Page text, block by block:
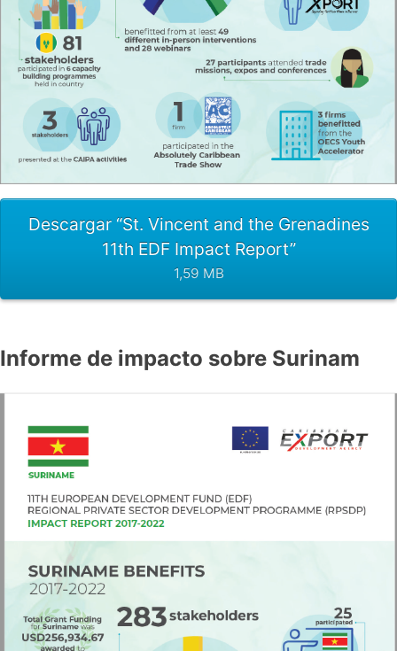
Descargar “St. Vincent and the Grenadines
11th EDF Impact Report”
1,59 MB
Informe de impacto sobre Surinam